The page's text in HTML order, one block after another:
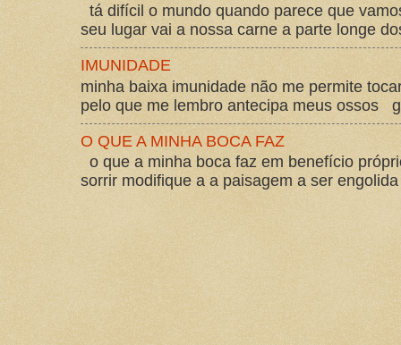
tá difícil o mundo quando parece que
seu lugar vai a nossa carne a parte longe
IMUNIDADE
minha baixa imunidade não me permite
pelo que me lembro antecipa meus ossos
O QUE A MINHA BOCA FAZ
o que a minha boca faz em benefício
sorrir modifique a a paisagem a ser